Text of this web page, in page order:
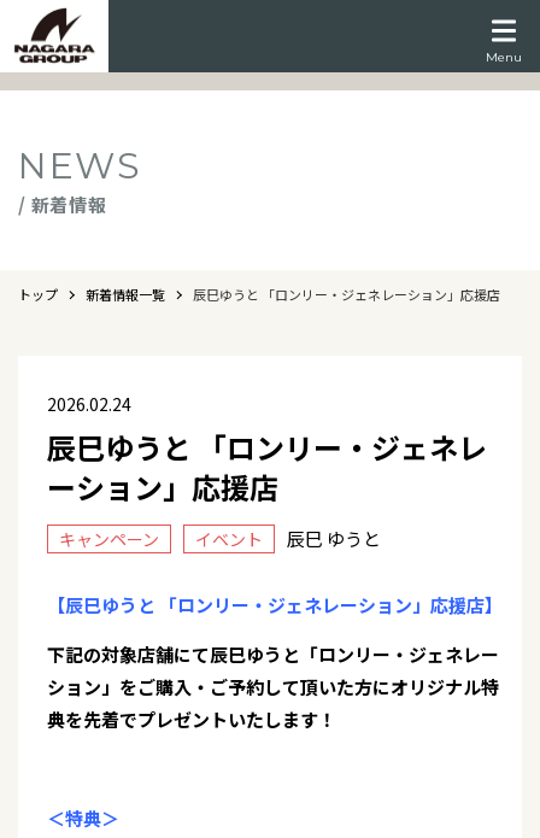
Menu
NEWS
/ 新着情報
トップ 新着情報一覧 辰巳ゆうと 「ロンリー・ジェネレーション」応援店
2026.02.24
辰巳ゆうと 「ロンリー・ジェネレ
ーション」応援店
キャンペーン イベント 辰巳 ゆうと
【辰巳ゆうと 「ロンリー・ジェネレーション」応援店】
下記の対象店舗にて辰巳ゆうと「ロンリー・ジェネレー
ション」をご購入・ご予約して頂いた方にオリジナル特
典を先着でプレゼントいたします！
＜特典＞